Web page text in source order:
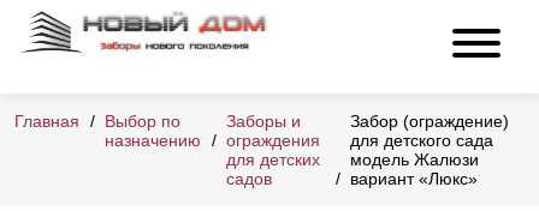
Главная
Выбор по
назначению
Заборы и
ограждения
для детских
садов
Забор (ограждение)
для детского сада
модель Жалюзи
вариант «Люкс»